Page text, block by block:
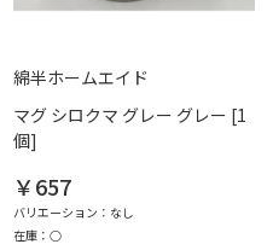
綿半ホームエイド
マグ シロクマ グレー グレー [1
個]
￥657
バリエーション：なし
在庫：○